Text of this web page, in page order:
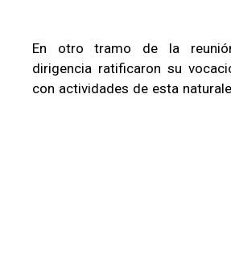
En otro tramo de la
dirigencia ratificaron su
con actividades de esta